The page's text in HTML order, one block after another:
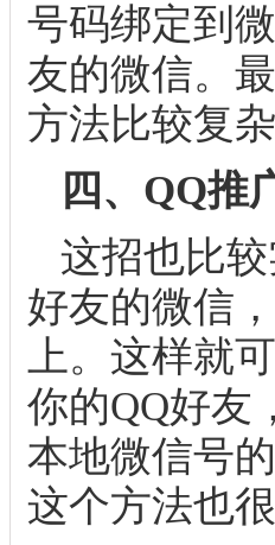
号码绑定到
友的微信。
方法比较复
四、QQ推
这招也比
好友的微信
上。这样就
你的QQ好友
本地微信号
这个方法也很